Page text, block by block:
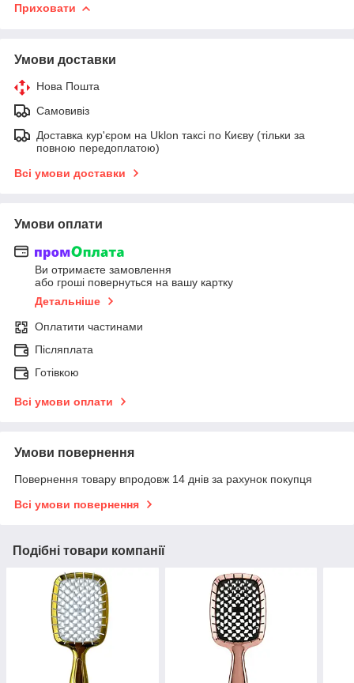
Приховати
Умови доставки
Нова Пошта
Самовивіз
Доставка кур'єром на Uklon таксі по Києву (тільки за
повною передоплатою)
Всі умови доставки
Умови оплати
Ви отримаєте замовлення
або гроші повернуться на вашу картку
Детальніше
Оплатити частинами
Післяплата
Готівкою
Всі умови оплати
Умови повернення
Повернення товару впродовж 14 днів за рахунок покупця
Всі умови повернення
Подібні товари компанії